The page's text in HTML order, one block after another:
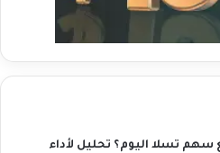
سهم تسلا اليوم؟ تحليل لأداء